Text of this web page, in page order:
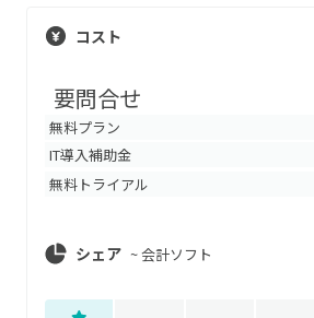
コスト
要問合せ
無料プラン
IT導入補助金
無料トライアル
シェア ~会計ソフト